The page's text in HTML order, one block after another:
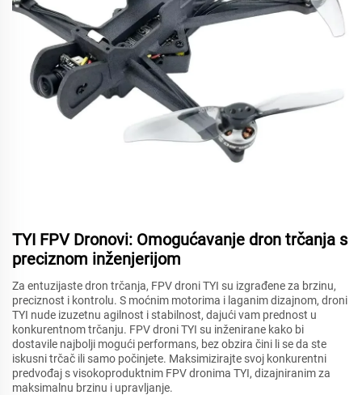
TYI FPV Dronovi: Omogućavanje dron trčanja s
preciznom inženjerijom
Za entuzijaste dron trčanja, FPV droni TYI su izgrađene za brzinu,
preciznost i kontrolu. S moćnim motorima i laganim dizajnom, droni
TYI nude izuzetnu agilnost i stabilnost, dajući vam prednost u
konkurentnom trčanju. FPV droni TYI su inženirane kako bi
dostavile najbolji mogući performans, bez obzira čini li se da ste
iskusni trčač ili samo počinjete. Maksimizirajte svoj konkurentni
predvođaj s visokoproduktnim FPV dronima TYI, dizajniranim za
maksimalnu brzinu i upravljanje.